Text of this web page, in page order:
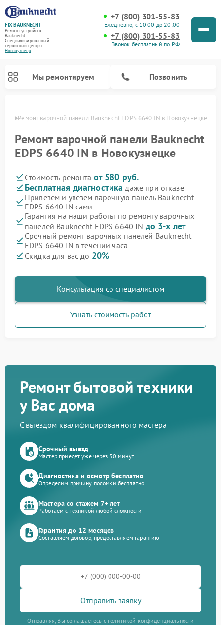
FIX-BAUKNECHT
Ремонт устройств
Bauknecht
Специализированный
cервисный центр г.
Новокузнецк
+7 (800) 301-55-83
Ежедневно, с 10:00 до 20:00
+7 (800) 301-55-83
Звонок бесплатный по РФ
Мы ремонтируем Позвонить
Ремонт варочной панели Bauknecht EDPS 6640 IN в Новокузнецке
Ремонт варочной панели Bauknecht
EDPS 6640 IN в Новокузнецке
Стоимость ремонта от 580 руб.
Бесплатная диагностика даже при отказе
Привезем и увезем варочную панель Bauknecht
EDPS 6640 IN сами
Гарантия на наши работы по ремонту варочных
панелей Bauknecht EDPS 6640 IN до 3-х лет
Срочный ремонт варочных панелей Bauknecht
EDPS 6640 IN в течении часа
Скидка для вас до 20%
Консультация со специалистом
Узнать стоимость работ
Ремонт бытовой техники
у Вас дома
С выездом квалифицированного мастера
Срочный выезд
Мастер приедет уже через 30 минут
Диагностика и осмотр бесплатно
Определим причину поломки бесплатно
Мастера со стажем 7+ лет
Работаем с техникой любой сложности
Гарантия до 12 месяцев
Составляем договор, предоставляем гарантию
Отправить заявку
Отправляя, Вы соглашаетесь с политикой конфиденциальности